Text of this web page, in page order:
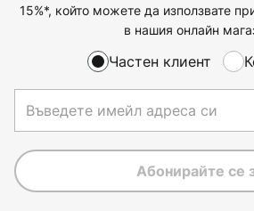
15%*, който можете да използвате
в нашия онлайн
Частен клиент
Абонирайте се